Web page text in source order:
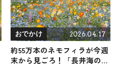
おでかけ 2026.04.17
約55万本のネモフィラが今週
末から見ごろ！「長井海の手